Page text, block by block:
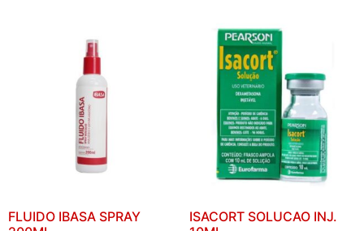
FLUIDO IBASA SPRAY
ISACORT SOLUCAO INJ.